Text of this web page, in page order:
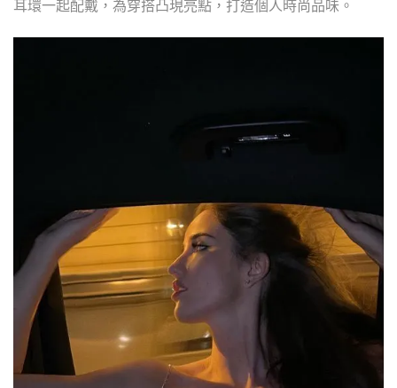
耳環一起配戴，為穿搭凸現亮點，打造個人時尚品味。